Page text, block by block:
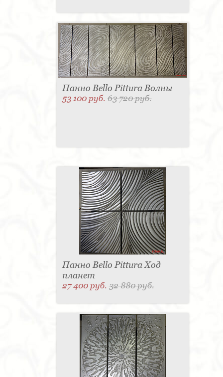
Панно Bello Pittura Волны
53 100 руб.63 720 руб.
Панно Bello Pittura Ход
планет
27 400 руб.32 880 руб.